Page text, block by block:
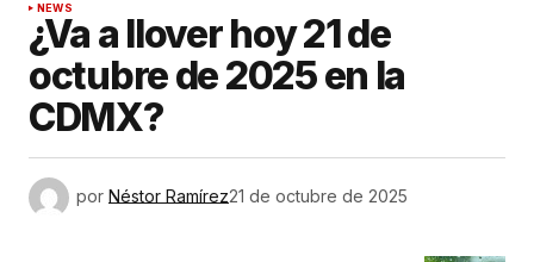
NEWS
¿Va a llover hoy 21 de
octubre de 2025 en la
CDMX?
por Néstor Ramírez21 de octubre de 2025